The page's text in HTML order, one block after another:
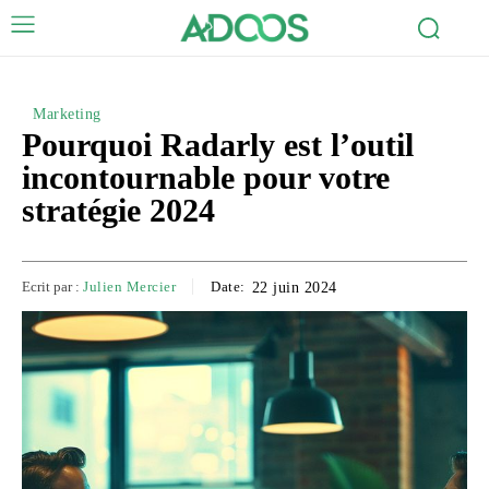
Marketing
Pourquoi Radarly est l’outil
incontournable pour votre
stratégie 2024
Ecrit par : Julien Mercier Date: 22 juin 2024